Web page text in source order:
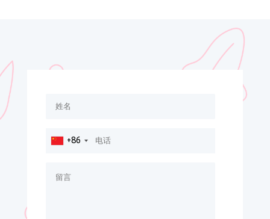
China+86